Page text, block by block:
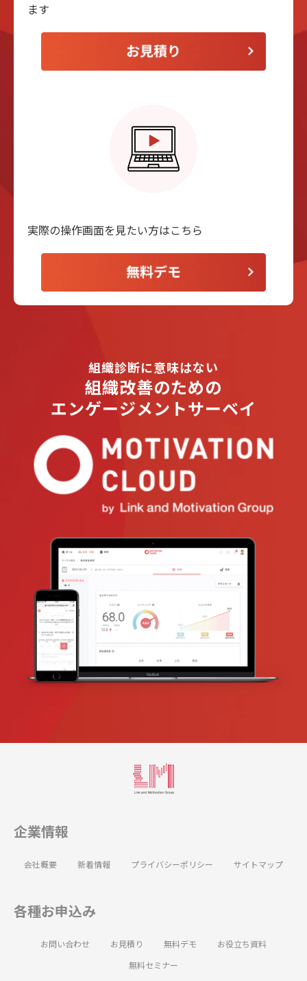
ます
実際の操作画⾯を⾒たい⽅はこちら
組織診断に意味はない
組織改善のための
エンゲージメントサーベイ
企業情報
会社概要 新着情報 プライバシーポリシー サイトマップ
各種お申込み
お問い合わせ お見積り 無料デモ
お役立ち資料
無料セミナー